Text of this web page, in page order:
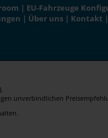
| EU-Fahrzeuge
| Über uns | Kontakt
unverbindlichen